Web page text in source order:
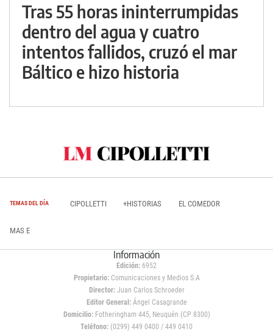
Tras 55 horas ininterrumpidas
dentro del agua y cuatro
intentos fallidos, cruzó el mar
Báltico e hizo historia
TEMAS DEL DÍA CIPOLLETTI +HISTORIAS EL COMEDOR
MAS E
Información
Edición: 6952
Propietario:Comunicaciones y Medios S.A
Director: Juan Carlos Schroeder
Editor General:Ángel Casagrande
Domicilio:Fotheringham 445, Neuquén (CP 8300)
Teléfono: (0299) 449 0400 / 449 0410